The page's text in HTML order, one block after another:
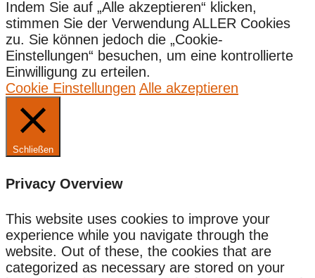
Indem Sie auf „Alle akzeptieren“ klicken,
stimmen Sie der Verwendung ALLER Cookies
zu. Sie können jedoch die „Cookie-
Einstellungen“ besuchen, um eine kontrollierte
Einwilligung zu erteilen.
Cookie Einstellungen Alle akzeptieren
Schließen
Privacy Overview
This website uses cookies to improve your
experience while you navigate through the
website. Out of these, the cookies that are
categorized as necessary are stored on your